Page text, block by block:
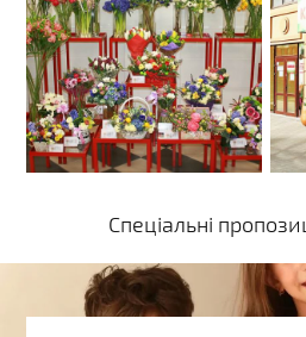
Спеціальні